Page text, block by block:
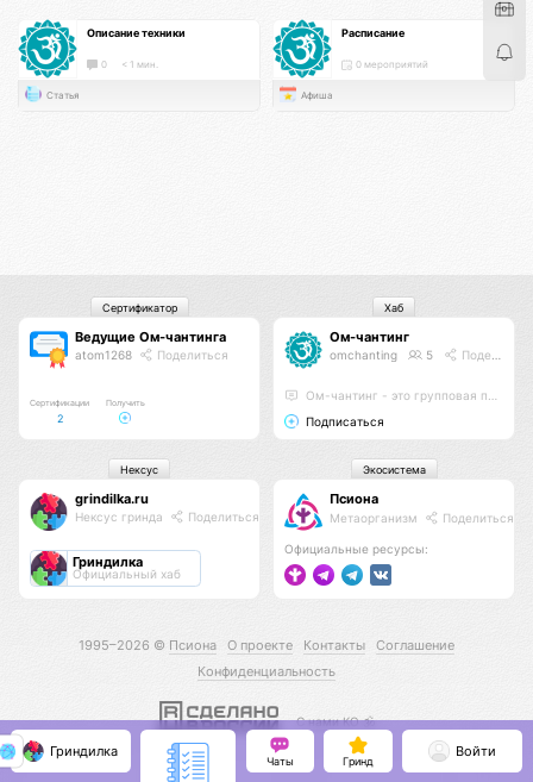
Описание техники
0 < 1 мин.
Статья
Расписание
0 мероприятий
Афиша
Ведущие Ом-чантинга
atom1268 Поделиться
Сертификации
2
Получить
Сертификатор
Ом-чантинг
omchanting 5 Поделиться
Ом-чантинг - это групповая практика пропевания звука Ом
Подписаться
Хаб
grindilka.ru
Нексус гринда Поделиться
Гриндилка
Официальный хаб
Нексус
Псиона
Метаорганизм Поделиться
Официальные ресурсы:
Экосистема
1995–2026 © Псиона О проекте Контакты
Соглашение
Конфиденциальность
С нами КО 🕉️
Гриндилка
Чаты Гринд
Войти